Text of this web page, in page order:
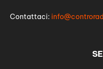
Contattaci: